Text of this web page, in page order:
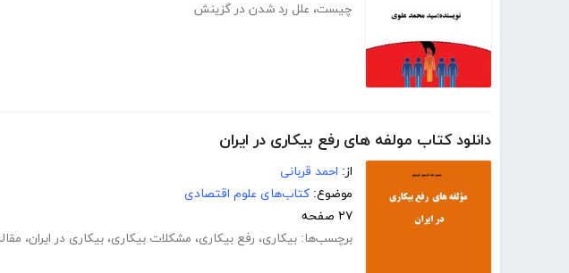
چیست، علل رد شدن در گزینش
دانلود کتاب مولفه های رفع بیکاری در ایران
از: احمد قربانی
موضوع: کتاب‌های علوم اقتصادی
۲۷ صفحه
برچسب‌ها: بیکاری، رفع بیکاری، مشکلات بیکاری، بیکاری در ایران،